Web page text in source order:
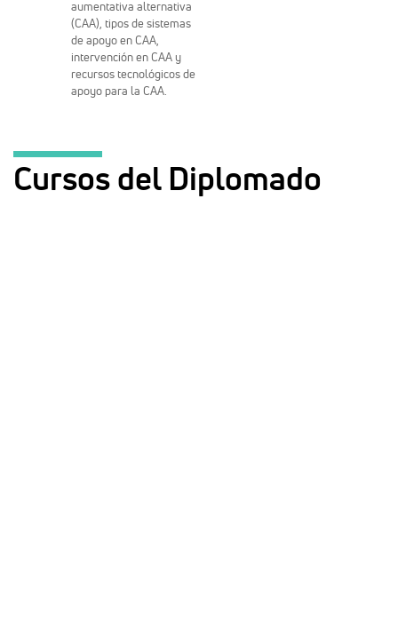
aumentativa alternativa
(CAA), tipos de sistemas
de apoyo en CAA,
intervención en CAA y
recursos tecnológicos de
apoyo para la CAA.
Cursos del Diplomado